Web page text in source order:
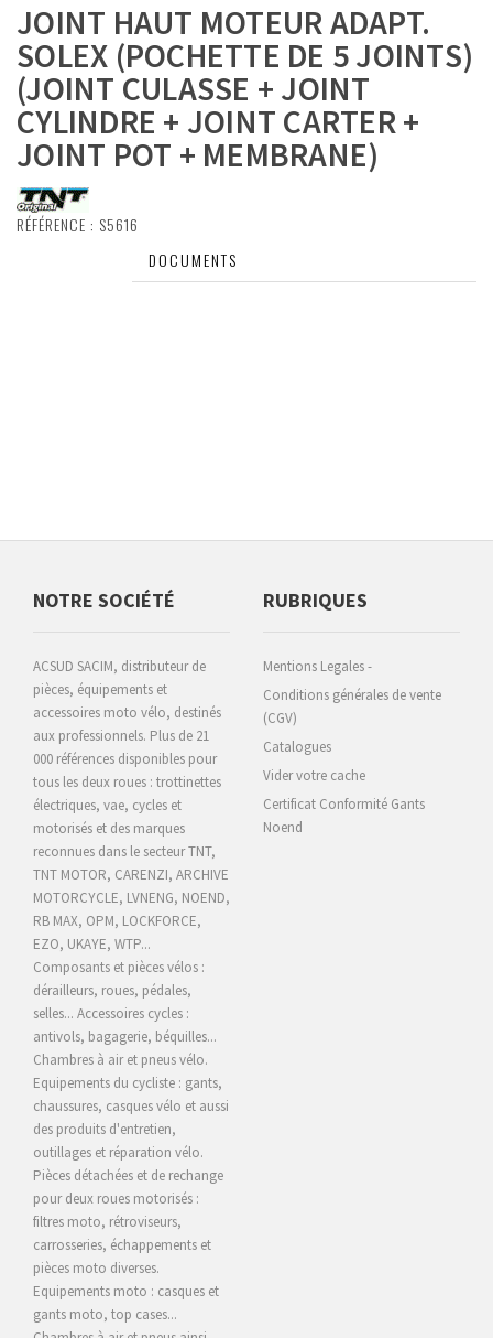
JOINT HAUT MOTEUR ADAPT.
SOLEX (POCHETTE DE 5 JOINTS)
(JOINT CULASSE + JOINT
CYLINDRE + JOINT CARTER +
JOINT POT + MEMBRANE)
RÉFÉRENCE : S5616
DOCUMENTS
NOTRE SOCIÉTÉ
ACSUD SACIM, distributeur de
pièces, équipements et
accessoires moto vélo, destinés
aux professionnels. Plus de 21
000 références disponibles pour
tous les deux roues : trottinettes
électriques, vae, cycles et
motorisés et des marques
reconnues dans le secteur TNT,
TNT MOTOR, CARENZI, ARCHIVE
MOTORCYCLE, LVNENG, NOEND,
RB MAX, OPM, LOCKFORCE,
EZO, UKAYE, WTP...
Composants et pièces vélos :
dérailleurs, roues, pédales,
selles... Accessoires cycles :
antivols, bagagerie, béquilles...
Chambres à air et pneus vélo.
Equipements du cycliste : gants,
chaussures, casques vélo et aussi
des produits d'entretien,
outillages et réparation vélo.
Pièces détachées et de rechange
pour deux roues motorisés :
filtres moto, rétroviseurs,
carrosseries, échappements et
pièces moto diverses.
Equipements moto : casques et
gants moto, top cases...
RUBRIQUES
Mentions Legales -
Conditions générales de vente
(CGV)
Catalogues
Vider votre cache
Certificat Conformité Gants
Noend